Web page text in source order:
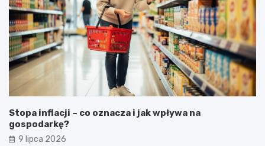
Stopa inflacji – co oznacza i jak wpływa na
gospodarkę?
9 lipca 2026